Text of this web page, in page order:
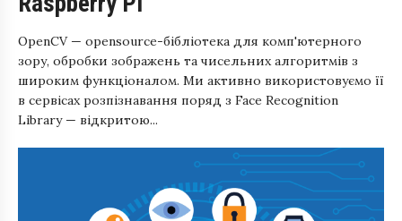
OpenCV — opensource-бібліотека для комп'ютерного
зору, обробки зображень та чисельних алгоритмів з
широким функціоналом. Ми активно використовуємо її
в сервісах розпізнавання поряд з Face Recognition
Library — відкритою...